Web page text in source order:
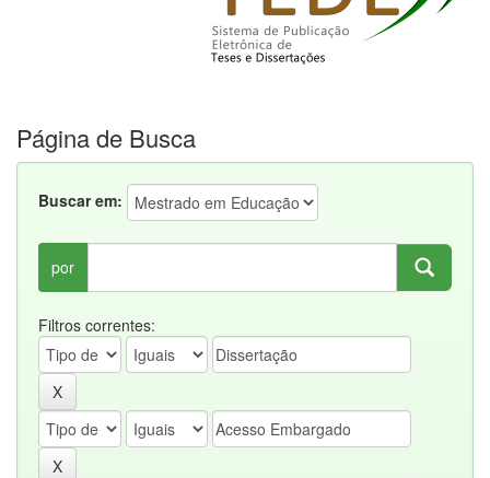
Página de Busca
Buscar em:
por
Filtros correntes: